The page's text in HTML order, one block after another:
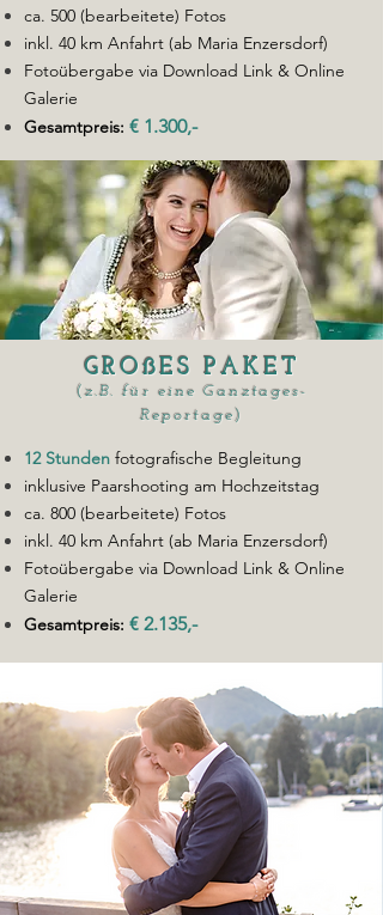
ca. 500 (bearbeitete) Fotos
inkl. 40 km Anfahrt (ab Maria Enzersdorf)
Fotoübergabe via Download Link & Online
Galerie
Gesamtpreis: € 1.300,-
GROßES PAKET
(z.B. für eine Ganztages-
Reportage)
12 Stunden fotografische Begleitung
inklusive Paarshooting am Hochzeitstag
ca. 800 (bearbeitete) Fotos
inkl. 40 km Anfahrt (ab Maria Enzersdorf)
Fotoübergabe via Download Link & Online
Galerie
Gesamtpreis: € 2.135,-